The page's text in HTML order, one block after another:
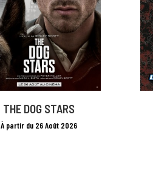
THE DOG STARS
À partir du 26 Août 2026